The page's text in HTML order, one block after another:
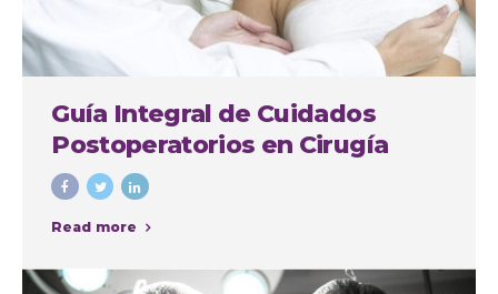
Guía Integral de Cuidados
Postoperatorios en Cirugía
Plástica
Read more